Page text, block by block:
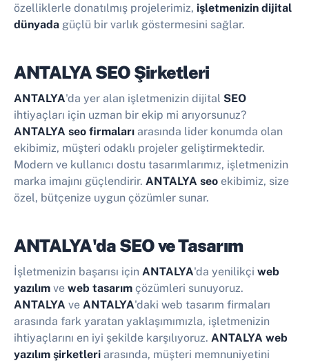
özelliklerle donatılmış projelerimiz, işletmenizin dijital
dünyada güçlü bir varlık göstermesini sağlar.
ANTALYA SEO Şirketleri
ANTALYA'da yer alan işletmenizin dijital SEO
ihtiyaçları için uzman bir ekip mi arıyorsunuz?
ANTALYA seo firmaları arasında lider konumda olan
ekibimiz, müşteri odaklı projeler geliştirmektedir.
Modern ve kullanıcı dostu tasarımlarımız, işletmenizin
marka imajını güçlendirir. ANTALYA seo ekibimiz, size
özel, bütçenize uygun çözümler sunar.
ANTALYA'da SEO ve Tasarım
İşletmenizin başarısı için ANTALYA'da yenilikçi web
yazılım ve web tasarım çözümleri sunuyoruz.
ANTALYA ve ANTALYA'daki web tasarım firmaları
arasında fark yaratan yaklaşımımızla, işletmenizin
ihtiyaçlarını en iyi şekilde karşılıyoruz. ANTALYA web
yazılım şirketleri arasında, müşteri memnuniyetini